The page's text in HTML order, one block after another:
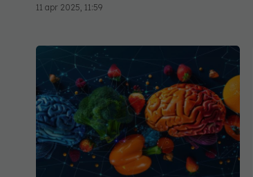
11 apr 2025, 11:59